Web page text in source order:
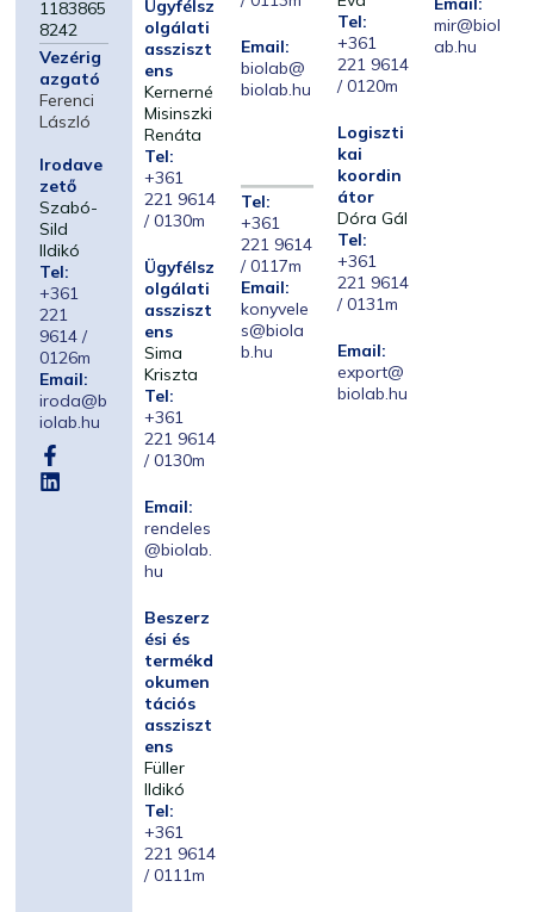
1183865
8242
Vezérig
azgató
Ferenci
László
Irodave
zető
Szabó-
Sild
Ildikó
Tel:
+361
221
9614 /
0126m
Email:
iroda@b
iolab.hu
Ügyfélsz
olgálati
assziszt
ens
Kernerné
Misinszki
Renáta
Tel:
+361
221 9614
/ 0130m
Ügyfélsz
olgálati
assziszt
ens
Sima
Kriszta
Tel:
+361
221 9614
/ 0130m
Email:
rendeles
@biolab.
hu
Beszerz
ési és
termékd
okumen
tációs
assziszt
ens
Füller
Ildikó
Tel:
+361
221 9614
/ 0111m
Email:
biolab@
biolab.hu
Tel:
+361
221 9614
/ 0117m
Email:
konyvele
s@biola
b.hu
Tel:
+361
221 9614
/ 0120m
Logiszti
kai
koordin
átor
Dóra Gál
Tel:
+361
221 9614
/ 0131m
Email:
export@
biolab.hu
mir@biol
ab.hu